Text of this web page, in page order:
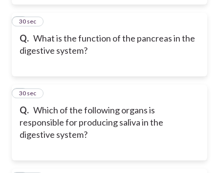
Q. What is the function of the pancreas in the
digestive system?
3
30 sec
Q. Which of the following organs is
responsible for producing saliva in the
digestive system?
4
30 sec